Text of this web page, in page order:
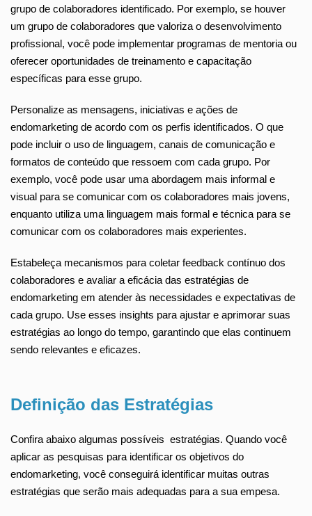
grupo de colaboradores identificado. Por exemplo, se houver
um grupo de colaboradores que valoriza o desenvolvimento
profissional, você pode implementar programas de mentoria ou
oferecer oportunidades de treinamento e capacitação
específicas para esse grupo.
Personalize as mensagens, iniciativas e ações de
endomarketing de acordo com os perfis identificados. O que
pode incluir o uso de linguagem, canais de comunicação e
formatos de conteúdo que ressoem com cada grupo. Por
exemplo, você pode usar uma abordagem mais informal e
visual para se comunicar com os colaboradores mais jovens,
enquanto utiliza uma linguagem mais formal e técnica para se
comunicar com os colaboradores mais experientes.
Estabeleça mecanismos para coletar feedback contínuo dos
colaboradores e avaliar a eficácia das estratégias de
endomarketing em atender às necessidades e expectativas de
cada grupo. Use esses insights para ajustar e aprimorar suas
estratégias ao longo do tempo, garantindo que elas continuem
sendo relevantes e eficazes.
Definição das Estratégias
Confira abaixo algumas possíveis estratégias. Quando você
aplicar as pesquisas para identificar os objetivos do
endomarketing, você conseguirá identificar muitas outras
estratégias que serão mais adequadas para a sua empesa.